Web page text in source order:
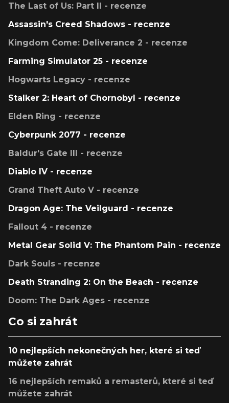
The Last of Us: Part II - recenze
Assassin's Creed Shadows - recenze
Kingdom Come: Deliverance 2 - recenze
Farming Simulator 25 - recenze
Hogwarts Legacy - recenze
Stalker 2: Heart of Chornobyl - recenze
Elden Ring - recenze
Cyberpunk 2077 - recenze
Baldur's Gate III - recenze
Diablo IV - recenze
Grand Theft Auto V - recenze
Dragon Age: The Veilguard - recenze
Fallout 4 - recenze
Metal Gear Solid V: The Phantom Pain - recenze
Dark Souls - recenze
Death Stranding 2: On the Beach - recenze
Doom: The Dark Ages - recenze
Co si zahrát
10 nejlepších nekonečných her, které si teď
můžete zahrát
16 nejlepších remaků a remasterů, které si teď
můžete zahrát